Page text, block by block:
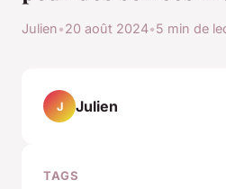
Julien•20 août 2024•5 min de
J Julien
TAGS